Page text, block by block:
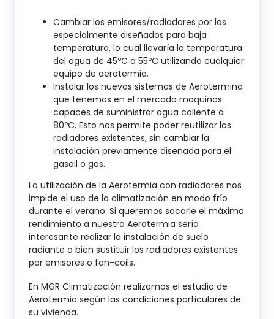
Cambiar los emisores/radiadores por los
especialmente diseñados para baja
temperatura, lo cual llevaría la temperatura
del agua de 45ºC a 55ºC utilizando cualquier
equipo de aerotermia.
Instalar los nuevos sistemas de Aerotermina
que tenemos en el mercado maquinas
capaces de suministrar agua caliente a
80ºC. Esto nos permite poder reutilizar los
radiadores existentes, sin cambiar la
instalación previamente diseñada para el
gasoil o gas.
La utilización de la Aerotermia con radiadores nos
impide el uso de la climatización en modo frío
durante el verano. Si queremos sacarle el máximo
rendimiento a nuestra Aerotermia sería
interesante realizar la instalación de suelo
radiante o bien sustituir los radiadores existentes
por emisores o fan-coils.
En MGR Climatización realizamos el estudio de
Aerotermia según las condiciones particulares de
su vivienda.